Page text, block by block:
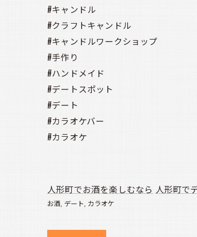
#キャンドル
#クラフトキャンドル
#キャンドルワークショップ
#手作り
#ハンドメイド
#デートスポット
#デート
#カラオケバー
#カラオケ
人形町でお酒を楽しむなら 人形町で
お酒 デート カラオケ